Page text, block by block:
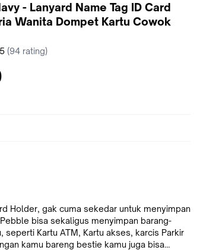
- Lanyard Name Tag ID Card
Wanita Dompet Kartu Cowok
bintang
5 (94 rating)
Holder, gak cuma sekedar untuk menyimpan
bisa sekaligus menyimpan barang-
seperti Kartu ATM, Kartu akses, karcis Parkir
kamu bareng bestie kamu juga bisa